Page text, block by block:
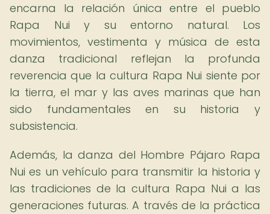
encarna la relación única entre el pueblo
Rapa Nui y su entorno natural. Los
movimientos, vestimenta y música de esta
danza tradicional reflejan la profunda
reverencia que la cultura Rapa Nui siente por
la tierra, el mar y las aves marinas que han
sido fundamentales en su historia y
subsistencia.
Además, la danza del Hombre Pájaro Rapa
Nui es un vehículo para transmitir la historia y
las tradiciones de la cultura Rapa Nui a las
generaciones futuras. A través de la práctica